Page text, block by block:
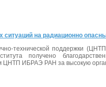
на радиационно
технической поддержки
получено
ЦНТП ИБРАЭ РАН за высокую